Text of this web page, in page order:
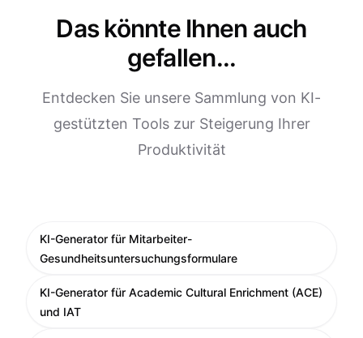
Das könnte Ihnen auch
gefallen...
Entdecken Sie unsere Sammlung von KI-
gestützten Tools zur Steigerung Ihrer
Produktivität
KI-Generator für Mitarbeiter-
Gesundheitsuntersuchungsformulare
KI-Generator für Academic Cultural Enrichment (ACE)
und IAT